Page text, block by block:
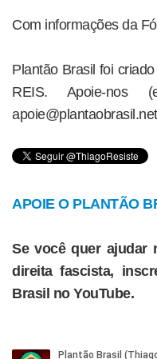
Com informações da
Plantão Brasil foi
REIS. Apoie-nos
apoie@plantaobrasil.net
APOIE O PLANTÃO
Se você quer ajudar
direita fascista,
Brasil no YouTube.